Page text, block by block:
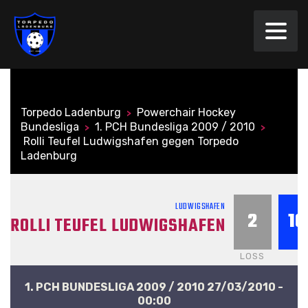
Torpedo Ladenburg > Powerchair Hockey
Bundesliga
> 1. PCH Bundesliga 2009 / 2010 >
Rolli Teufel Ludwigshafen gegen Torpedo
Ladenburg
LUDWIGSHAFEN
ROLLI TEUFEL LUDWIGSHAFEN 2
LOSS
10
1. PCH BUNDESLIGA 2009 / 2010 27/03/2010 -
00:00